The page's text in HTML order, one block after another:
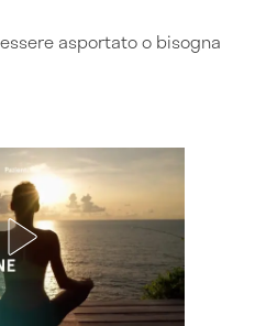
asportato o bisogna